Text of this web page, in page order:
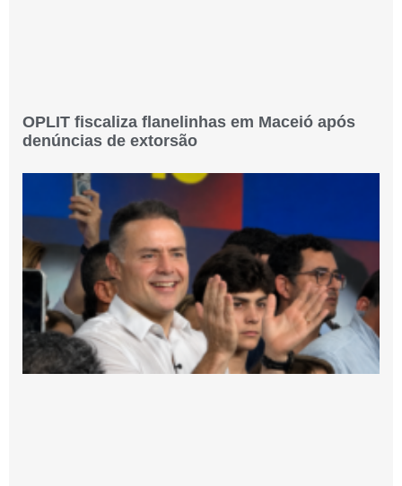
OPLIT fiscaliza flanelinhas em Maceió após
denúncias de extorsão